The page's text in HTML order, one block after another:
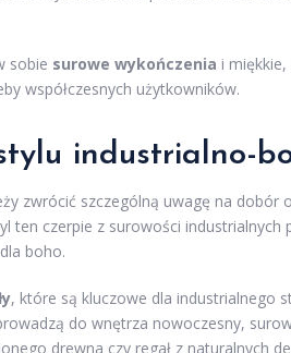
sobie surowe wykończenia i
współczesnych użytkowników.
industrialno-
zwrócić szczególną uwagę na dobór
ten czerpie z surowości industrialnych
boho.
, które są kluczowe dla industrialnego
do wnętrza nowoczesny,
drewna czy regał z naturalnych